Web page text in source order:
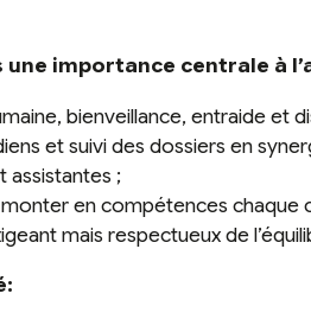
importance centrale à
bienveillance, entraide et
et suivi des dossiers en
assistantes ;
en compétences chaque
mais respectueux de